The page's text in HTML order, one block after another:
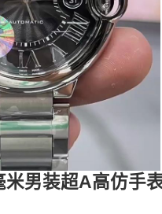
男装超A高仿手